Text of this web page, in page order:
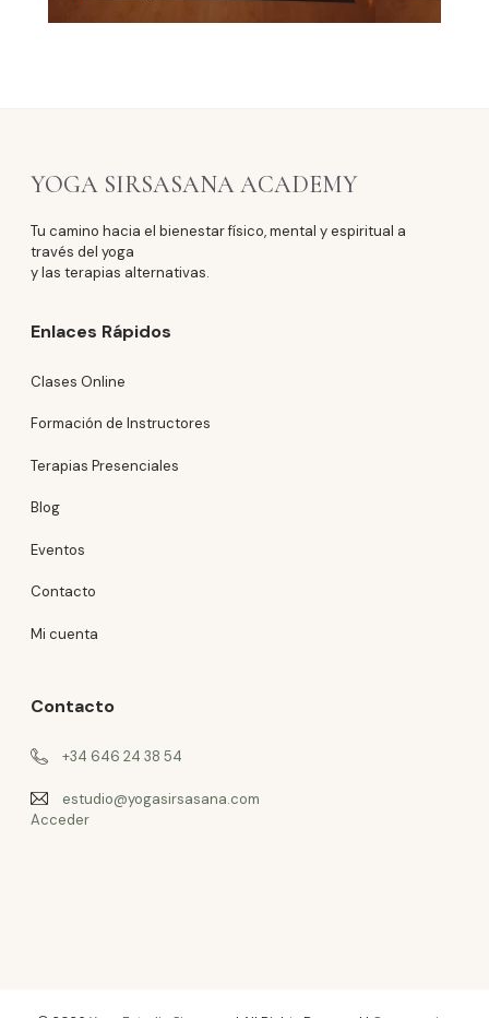
YOGA SIRSASANA ACADEMY
Tu camino hacia el bienestar físico, mental y espiritual a
través del yoga
y las terapias alternativas.
Enlaces Rápidos
Clases Online
Formación de Instructores
Terapias Presenciales
Blog
Eventos
Contacto
Mi cuenta
Contacto
+34 646 24 38 54
estudio@yogasirsasana.com
Acceder